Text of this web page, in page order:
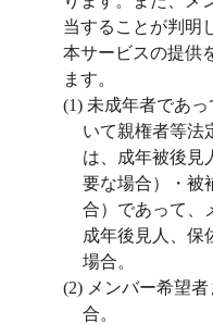
当することが判明
本サービスの提供
ます。
(1) 未成年者であ
いて親権者等法
は、成年被後見
要な場合）・被
合）であって、
成年後見人、保
場合。
(2) メンバー希望
合。